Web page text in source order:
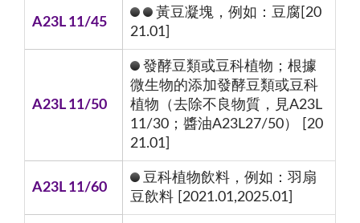
A23L 11/45
黃豆凝塊，例如：豆腐[20
21.01]
A23L 11/50
發酵豆類或豆科植物；根據
微生物的添加發酵豆類或豆科
植物（去除不良物質，見A23L
11/30；醬油A23L27/50） [20
21.01]
A23L 11/60
豆科植物飲料，例如：羽扇
豆飲料 [2021.01,2025.01]